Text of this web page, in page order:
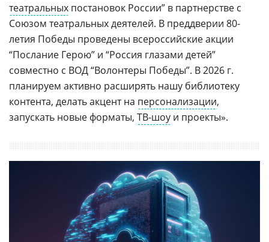
театральных постановок России” в партнерстве с
Союзом театральных деятелей. В преддверии 80-
летия Победы проведены всероссийские акции
“Послание Герою” и “Россия глазами детей”
совместно с ВОД “Волонтеры Победы”. В 2026 г.
планируем активно расширять нашу библиотеку
контента, делать акцент на персонализации,
запускать новые форматы, ТВ-шоу и проекты».